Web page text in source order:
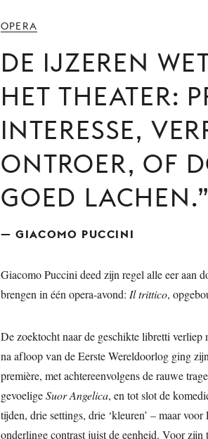
OPERA
DE IJZEREN
HET THEATER:
INTERESSE,
ONTROER, OF
GOED LACHEN.
— GIACOMO PUCCINI
Giacomo Puccini deed zijn regel alle eer aan
brengen in één opera-avond: Il trittico,
De zoektocht naar de geschikte libretti verliep
na afloop van de Eerste Wereldoorlog ging
première, met achtereenvolgens de rauwe
gevoeligeSuor Angelica, en tot slot de
tijden, drie settings, drie ‘kleuren’ – maar
onderlinge contrast juist de eenheid. Voor